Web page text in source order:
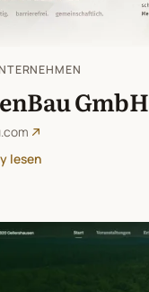
GmbH
lesen